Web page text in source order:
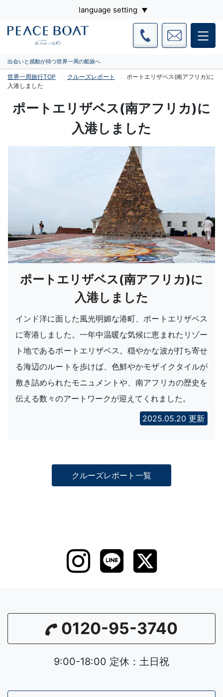
language setting
出会いと感動が待つ世界一周の船旅へ
世界一周旅行TOP クルーズレポート
ポートエリザベス(南アフリカ)に
入港しました
ポートエリザベス(南アフリカ)に
入港しました
ポートエリザベス(南アフリカ)に
入港しました
インド洋に面した風光明媚な港町、ポートエリザベス
に寄港しました。一年中温暖な気候に恵まれたリゾー
ト地であるポートエリザベス。穏やかな波が打ち寄せ
る海辺のルートを歩けば、色鮮やかモザイクタイルが
敷き詰められたモニュメントや、南アフリカの歴史を
伝える数々のアートワークが迎えてくれました。
2025.05.20 更新
クルーズレポート一覧
0120-95-3740
9:00-18:00 定休：土日祝